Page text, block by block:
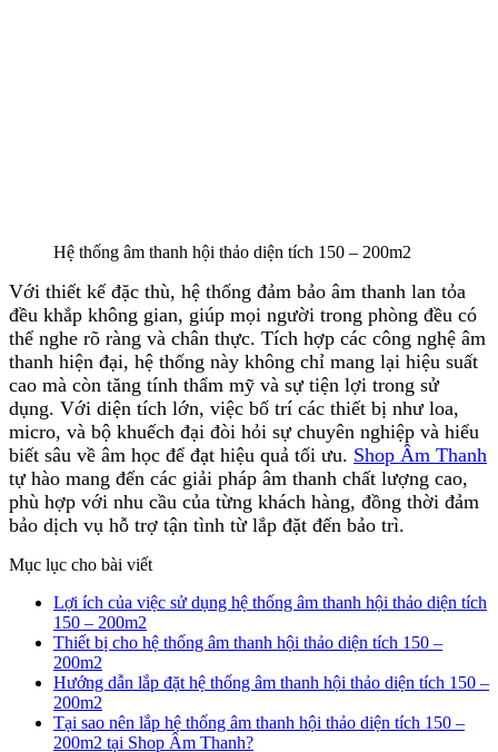
Hệ thống âm thanh hội thảo diện tích 150 – 200m2
Với thiết kế đặc thù, hệ thống đảm bảo âm thanh lan tỏa
đều khắp không gian, giúp mọi người trong phòng đều có
thể nghe rõ ràng và chân thực. Tích hợp các công nghệ âm
thanh hiện đại, hệ thống này không chỉ mang lại hiệu suất
cao mà còn tăng tính thẩm mỹ và sự tiện lợi trong sử
dụng. Với diện tích lớn, việc bố trí các thiết bị như loa,
micro, và bộ khuếch đại đòi hỏi sự chuyên nghiệp và hiểu
biết sâu về âm học để đạt hiệu quả tối ưu. Shop Âm Thanh
tự hào mang đến các giải pháp âm thanh chất lượng cao,
phù hợp với nhu cầu của từng khách hàng, đồng thời đảm
bảo dịch vụ hỗ trợ tận tình từ lắp đặt đến bảo trì.
Mục lục cho bài viết
Lợi ích của việc sử dụng hệ thống âm thanh hội thảo diện tích
150 – 200m2
Thiết bị cho hệ thống âm thanh hội thảo diện tích 150 –
200m2
Hướng dẫn lắp đặt hệ thống âm thanh hội thảo diện tích 150 –
200m2
Tại sao nên lắp hệ thống âm thanh hội thảo diện tích 150 –
200m2 tại Shop Âm Thanh?